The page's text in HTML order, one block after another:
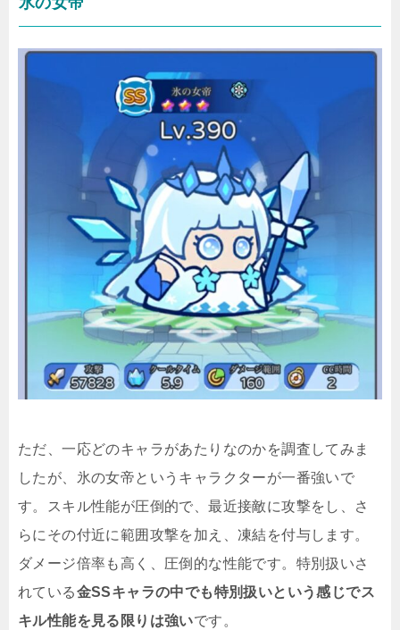
ただ、一応どのキャラがあたりなのかを調査してみま
したが、氷の女帝というキャラクターが一番強いで
す。スキル性能が圧倒的で、最近接敵に攻撃をし、さ
らにその付近に範囲攻撃を加え、凍結を付与します。
ダメージ倍率も高く、圧倒的な性能です。特別扱いさ
れている金SSキャラの中でも特別扱いという感じでス
キル性能を見る限りは強いです。